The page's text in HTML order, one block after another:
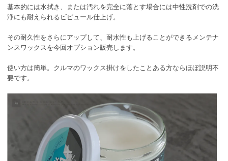
基本的には水拭き、または汚れを完全に落とす場合には中性洗剤での洗
浄にも耐えられるビピュール仕上げ。
その耐久性をさらにアップして、耐水性も上げることができるメンテナ
ンスワックスを今回オプション販売します。
使い方は簡単。クルマのワックス掛けをしたことある方ならほぼ説明不
要です。